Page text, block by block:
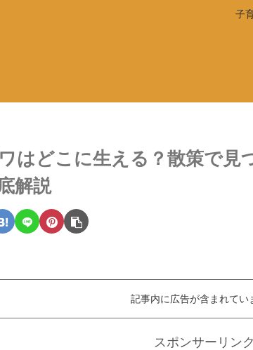
子
はどこに生える？散策で見
解説
記事内に広告が含まれてい
スポンサーリンク